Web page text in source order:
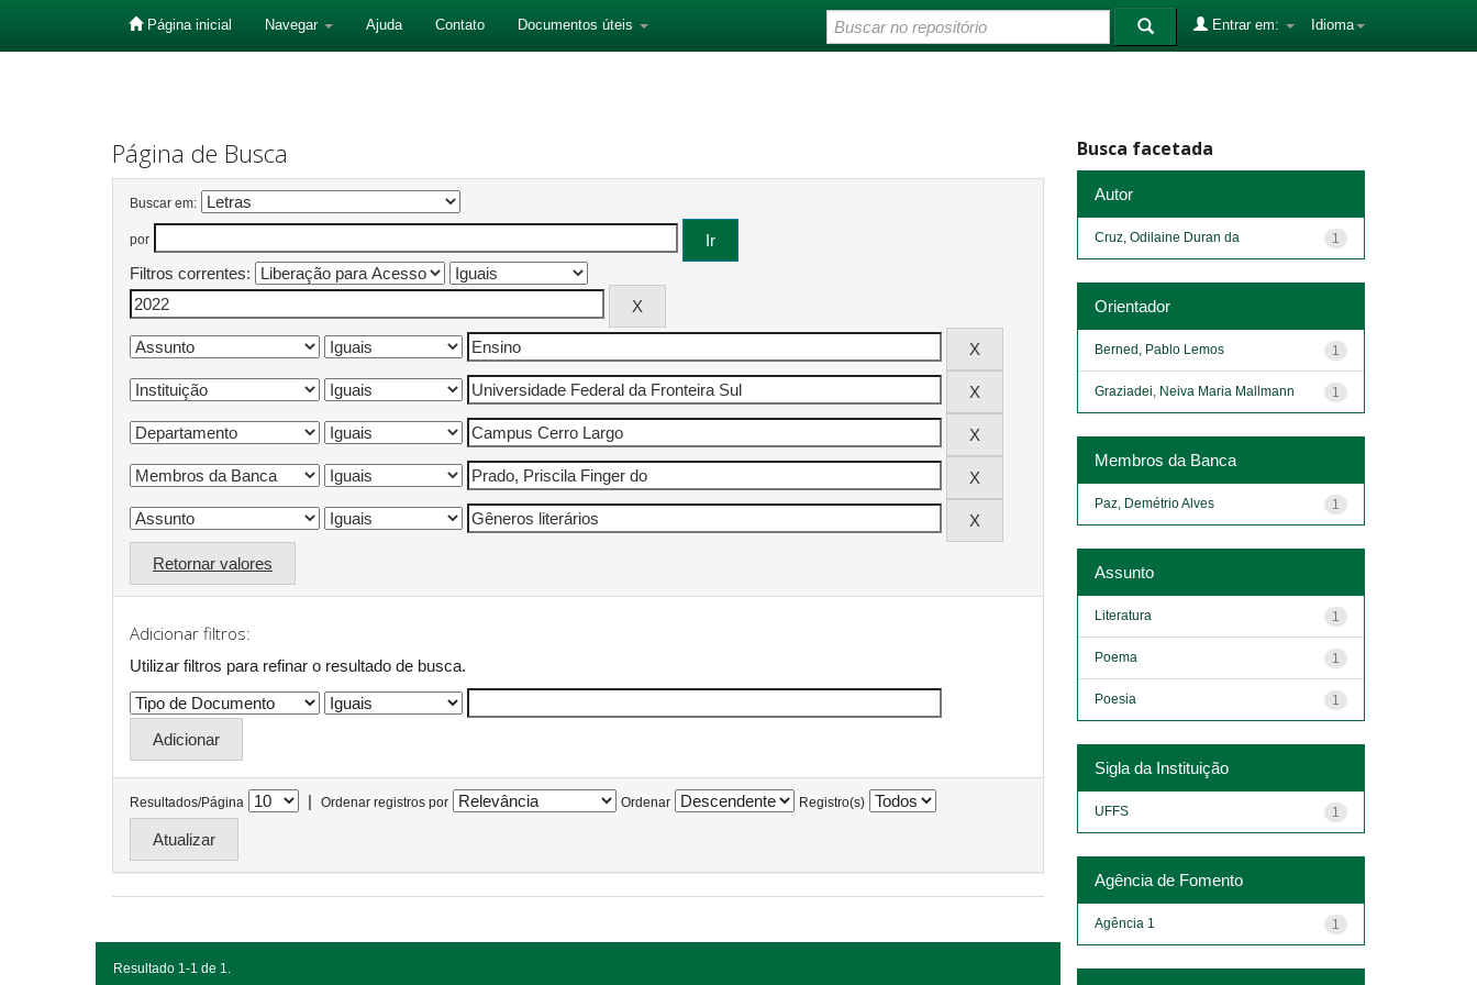
Página inicial Navegar Ajuda Contato Documentos úteis Idioma
Entrar em:
Página de Busca
Buscar em:
por
Filtros correntes:
Retornar valores
Adicionar filtros:
Utilizar filtros para refinar o resultado de busca.
Resultados/Página | Ordenar registros por Ordenar Registro(s)
Resultado 1-1 de 1.
Busca facetada
Autor
1
Cruz, Odilaine Duran da
Orientador
1
Berned, Pablo Lemos
1
Graziadei, Neiva Maria Mallmann
Membros da Banca
1
Paz, Demétrio Alves
Assunto
1
Literatura
1
Poema
1
Poesia
Sigla da Instituição
1
UFFS
Agência de Fomento
1
Agência 1